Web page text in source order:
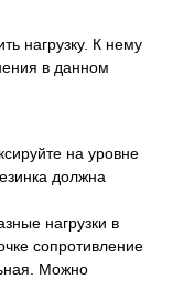
нагрузку. К нему
в данном
на уровне
должна
нагрузки в
сопротивление
Можно